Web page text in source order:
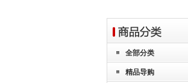
全部分类
精品导购